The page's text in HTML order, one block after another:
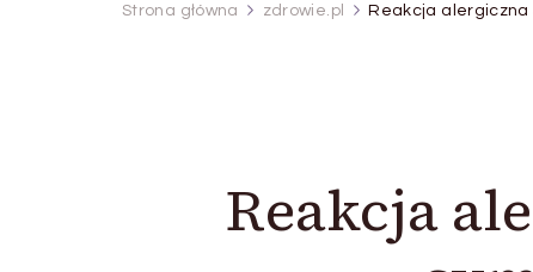
Strona główna zdrowie.pl Reakcja alergiczna
Reakcja